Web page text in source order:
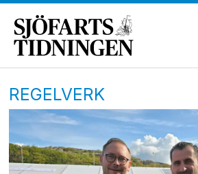
REGELVERK